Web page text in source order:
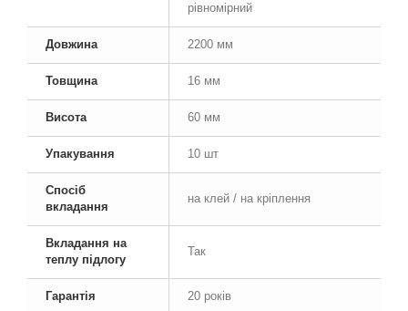
рівномірний
Довжина 2200 мм
Товщина 16 мм
Висота 60 мм
Упакування 10 шт
Спосіб
вкладання
на клей / на кріплення
Вкладання на
теплу підлогу
Так
Гарантія 20 років